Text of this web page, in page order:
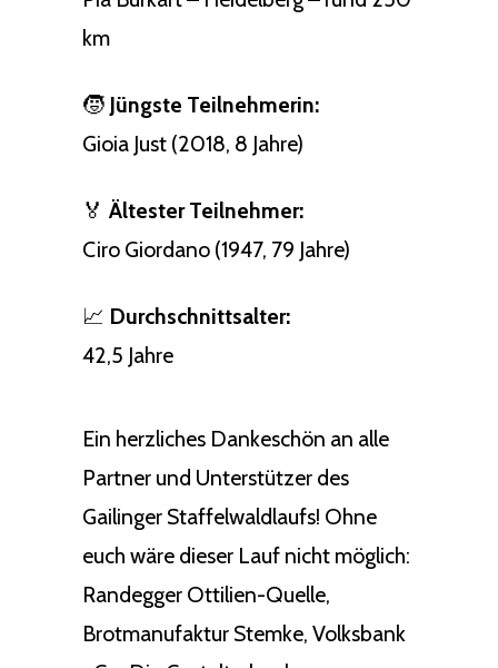
km
🧒 Jüngste Teilnehmerin:
Gioia Just (2018, 8 Jahre)
🏅 Ältester Teilnehmer:
Ciro Giordano (1947, 79 Jahre)
📈 Durchschnittsalter:
42,5 Jahre
Ein herzliches Dankeschön an alle
Partner und Unterstützer des
Gailinger Staffelwaldlaufs! Ohne
euch wäre dieser Lauf nicht möglich:
Randegger Ottilien-Quelle,
Brotmanufaktur Stemke, Volksbank